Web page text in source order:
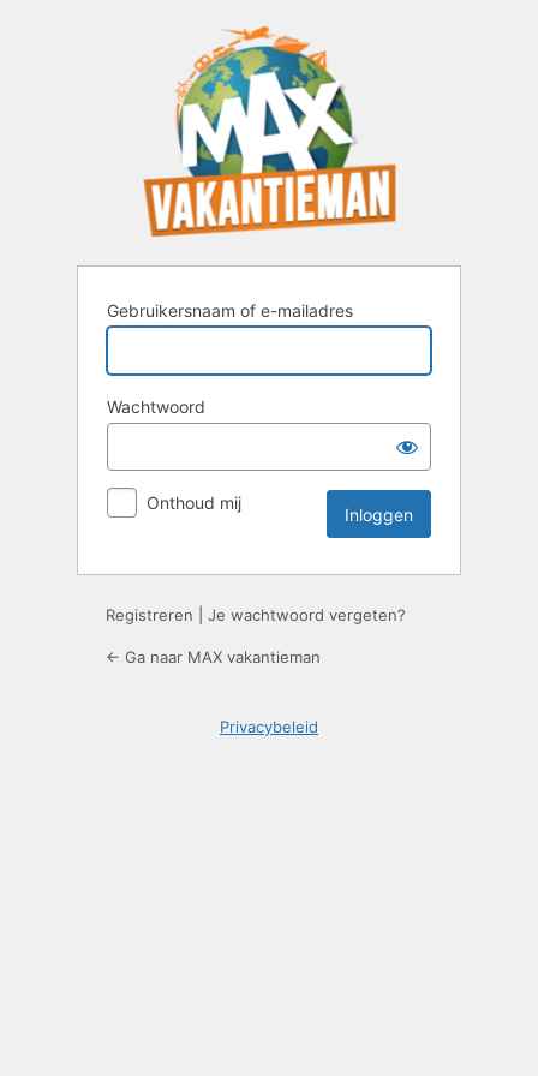
Gebruikersnaam of e-mailadres
Wachtwoord
Onthoud mij
Registreren Je wachtwoord vergeten?
← Ga naar MAX vakantieman
Privacybeleid